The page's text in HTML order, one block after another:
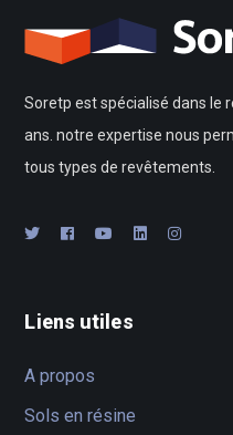
Soretp est spécialisé dans le
ans. notre expertise nous
tous types de revêtements.
Liens utiles
A propos
Sols en résine